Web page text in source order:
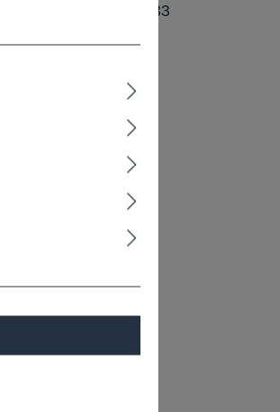
M11633
RAL Farbtabelle